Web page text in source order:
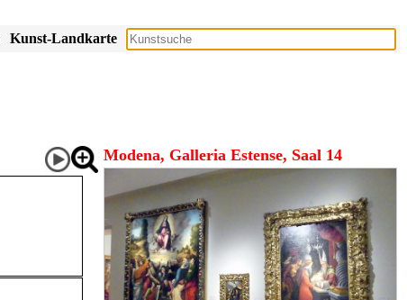
Kunst-Landkarte
Modena, Galleria Estense, Saal 14